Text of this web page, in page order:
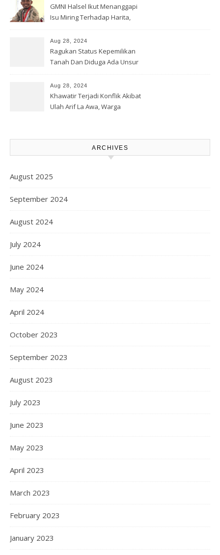
GMNI Halsel Ikut Menanggapi
Isu Miring Terhadap Harita,
Lahan Warga
Aug 28, 2024
Ragukan Status Kepemilikan
Tanah Dan Diduga Ada Unsur
Korporasi Harita, GPM Halsel
Minta Polres Panggil Dan
Tetapkan Bapak Arif La Awa
Aug 28, 2024
Khawatir Terjadi Konflik Akibat
Ulah Arif La Awa, Warga
ARCHIVES
August 2025
September 2024
August 2024
July 2024
June 2024
May 2024
April 2024
October 2023
September 2023
August 2023
July 2023
June 2023
May 2023
April 2023
March 2023
February 2023
January 2023